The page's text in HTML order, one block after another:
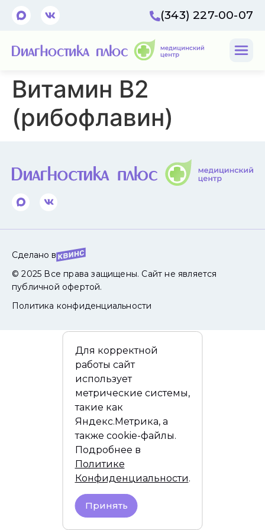
(343) 227-00-07
Витамин В2
(рибофлавин)
Сделано в
© 2025 Все права защищены. Сайт не является
публичной офертой.
Политика конфиденциальности
Для корректной
работы сайт
использует
метрические системы,
такие как
Яндекс.Метрика, а
также cookie-файлы.
Подробнее в
Политике
Конфиденциальности.
Принять